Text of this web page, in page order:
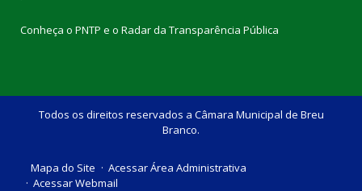
Conheça o PNTP e o Radar da Transparência Pública
Todos os direitos reservados a Câmara Municipal de Breu
Branco.
Mapa do Site
Acessar Área Administrativa
Acessar Webmail